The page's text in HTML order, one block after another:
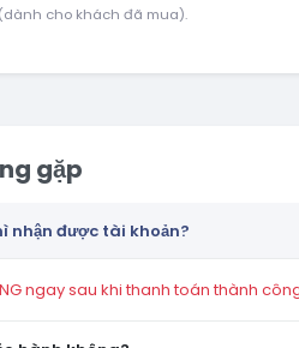
cho khách đã mua).
gặp
nhận được tài khoản?
ngay sau khi thanh toán thành